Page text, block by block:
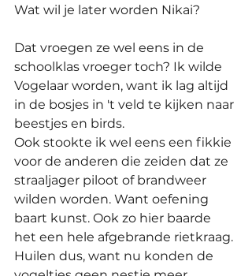
Wat wil je later worden Nikai?
Dat vroegen ze wel eens in de
schoolklas vroeger toch? Ik wilde
Vogelaar worden, want ik lag altijd
in de bosjes in 't veld te kijken naar
beestjes en birds.
Ook stookte ik wel eens een fikkie
voor de anderen die zeiden dat ze
straaljager piloot of brandweer
wilden worden. Want oefening
baart kunst. Ook zo hier baarde
het een hele afgebrande rietkraag.
Huilen dus, want nu konden de